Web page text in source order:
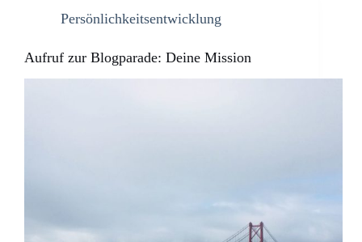
Persönlichkeitsentwicklung
Aufruf zur Blogparade: Deine Mission